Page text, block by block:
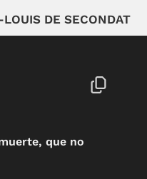
DE SECONDAT
que no